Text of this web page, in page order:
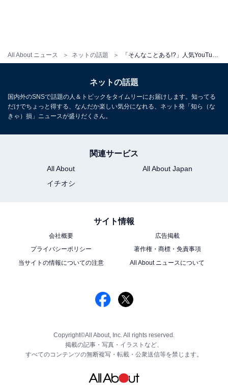
All About ニュース ネットの話題 「そんなことある!?」人気YouTuber、“タクシー探してたら”TWICEモモに遭遇「奇跡過ぎるwマジで」「ヤバすぎ爆笑」
ネットの話題
国内外のSNSで話題の人＆トピックをタイムリーにお届けします。知ってる
だけでちょっと得する、なんだか楽しい気分になれる、ネット発「知ら（な
きゃ）損」ニュースが盛りだくさん。
関連サービス
All About
All About Japan
イチオシ
サイト情報
会社概要
広告掲載
プライバシーポリシー
著作権・商標・免責事項
当サイトの情報についての注意
All About ニュースについて
Copyright©All About, Inc. All rights reserved.
掲載の記事・写真・イラストなど、
すべてのコンテンツの無断複写・転載・公衆送信等を禁じます。